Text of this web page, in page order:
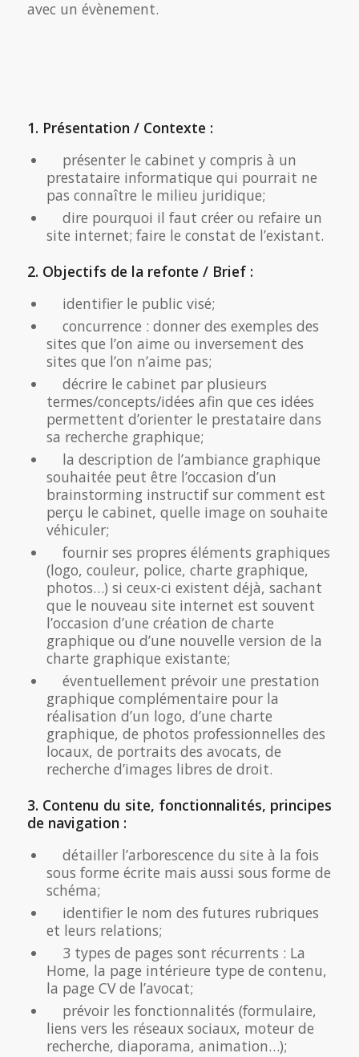
avec un évènement.
1. Présentation / Contexte :
présenter le cabinet y compris à un
prestataire informatique qui pourrait ne
pas connaître le milieu juridique;
dire pourquoi il faut créer ou refaire un
site internet; faire le constat de l’existant.
2. Objectifs de la refonte / Brief :
identifier le public visé;
concurrence : donner des exemples des
sites que l’on aime ou inversement des
sites que l’on n’aime pas;
décrire le cabinet par plusieurs
termes/concepts/idées afin que ces idées
permettent d’orienter le prestataire dans
sa recherche graphique;
la description de l’ambiance graphique
souhaitée peut être l’occasion d’un
brainstorming instructif sur comment est
perçu le cabinet, quelle image on souhaite
véhiculer;
fournir ses propres éléments graphiques
(logo, couleur, police, charte graphique,
photos…) si ceux-ci existent déjà, sachant
que le nouveau site internet est souvent
l’occasion d’une création de charte
graphique ou d’une nouvelle version de la
charte graphique existante;
éventuellement prévoir une prestation
graphique complémentaire pour la
réalisation d’un logo, d’une charte
graphique, de photos professionnelles des
locaux, de portraits des avocats, de
recherche d’images libres de droit.
3. Contenu du site, fonctionnalités, principes
de navigation :
détailler l’arborescence du site à la fois
sous forme écrite mais aussi sous forme de
schéma;
identifier le nom des futures rubriques
et leurs relations;
3 types de pages sont récurrents : La
Home, la page intérieure type de contenu,
la page CV de l’avocat;
prévoir les fonctionnalités (formulaire,
liens vers les réseaux sociaux, moteur de
recherche, diaporama, animation…);